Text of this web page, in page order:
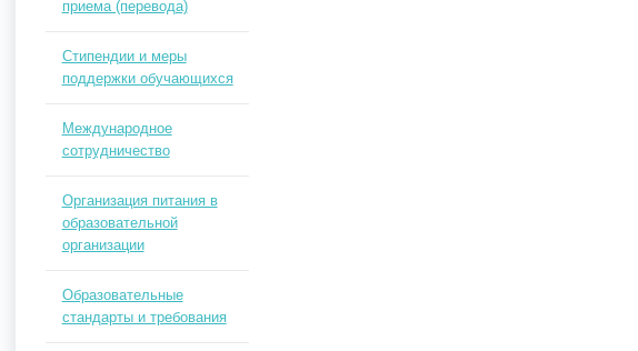
приема (перевода)
Стипендии и меры
поддержки обучающихся
Международное
сотрудничество
Организация питания в
образовательной
организации
Образовательные
стандарты и требования